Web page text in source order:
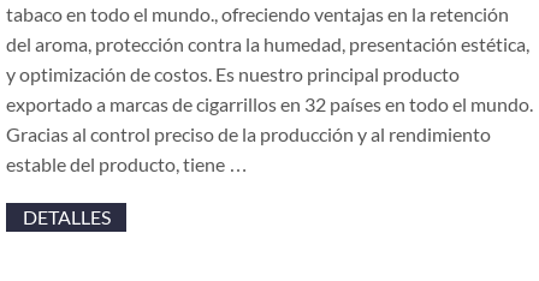
tabaco en todo el mundo., ofreciendo ventajas en la retención
del aroma, protección contra la humedad, presentación estética,
y optimización de costos. Es nuestro principal producto
exportado a marcas de cigarrillos en 32 países en todo el mundo.
Gracias al control preciso de la producción y al rendimiento
estable del producto, tiene …
DETALLES